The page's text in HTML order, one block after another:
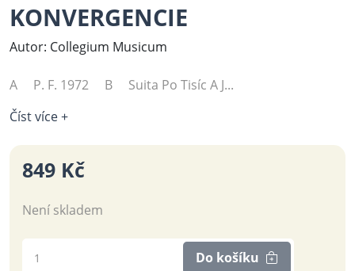
KONVERGENCIE
Autor: Collegium Musicum
A P. F. 1972 B Suita Po Tisíc A J...
Číst více +
849 Kč
Není skladem
Do košíku